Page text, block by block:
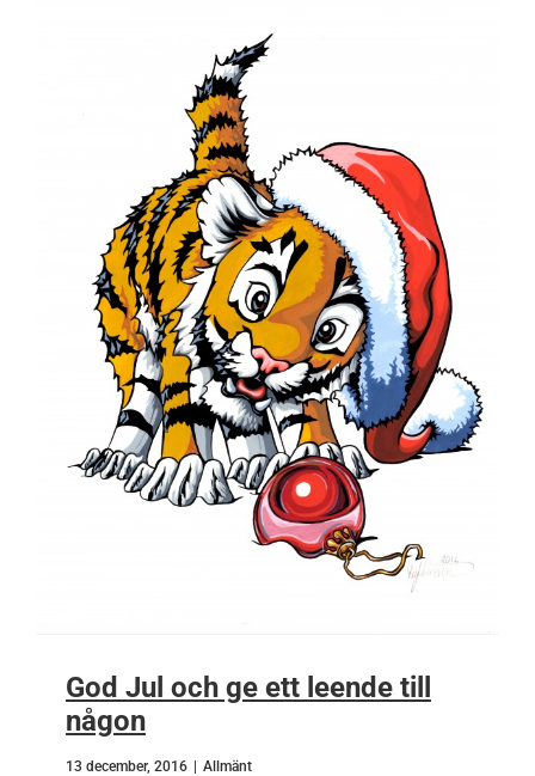
God Jul och ge ett leende till
någon
13 december, 2016 | Allmänt